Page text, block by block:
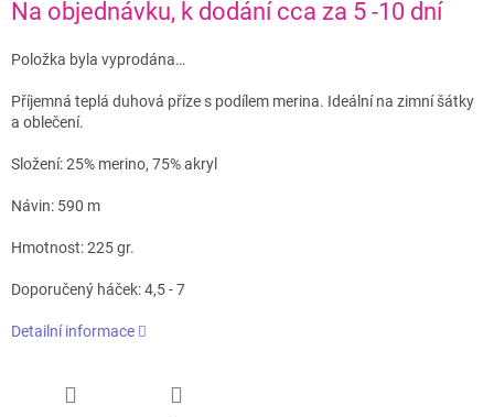
cena:
Na objednávku, k dodání cca za 5 -10 dní
Položka byla vyprodána…
Příjemná teplá duhová příze s podílem merina. Ideální na zimní šátky
a oblečení.
Složení: 25% merino, 75% akryl
Návin: 590 m
Hmotnost: 225 gr.
Doporučený háček: 4,5 - 7
Detailní informace